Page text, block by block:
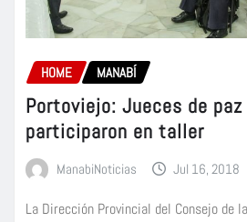
HOME MANABÍ
Portoviejo: Jueces de paz
participaron en taller
ManabiNoticias Jul 16, 2018
La Dirección Provincial del Consejo de